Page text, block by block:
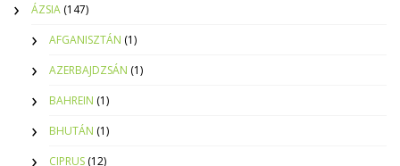
ÁZSIA (147)
AFGANISZTÁN (1)
AZERBAJDZSÁN (1)
BAHREIN (1)
BHUTÁN (1)
CIPRUS (12)